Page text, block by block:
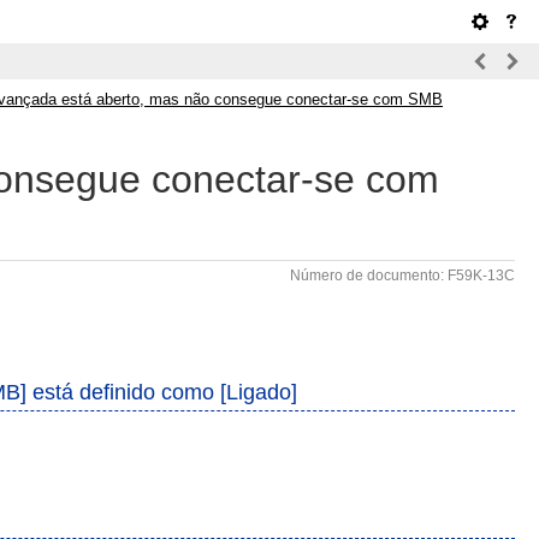
está aberto, mas não consegue conectar-se com SMB
conectar-se com
Número de documento: F59K-13C
está definido como [Ligado]